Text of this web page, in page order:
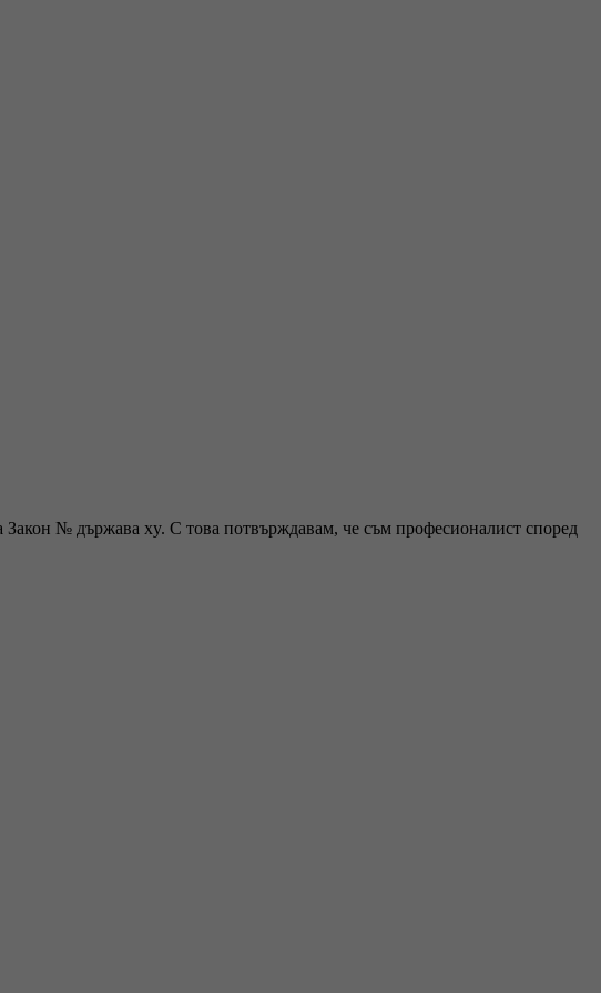
Закон № държава xy. С това потвърждавам, че съм професионалист според